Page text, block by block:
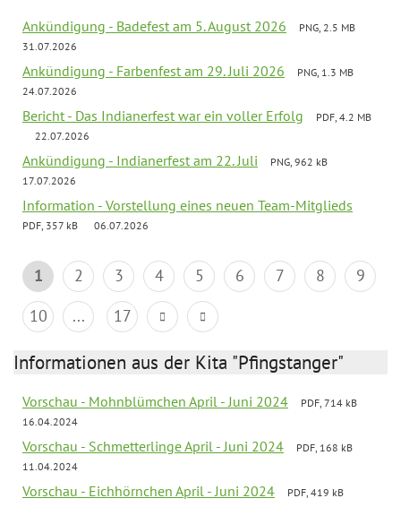
Ankündigung - Badefest am 5. August 2026
PNG, 2.5 MB
31.07.2026
Ankündigung - Farbenfest am 29. Juli 2026
PNG, 1.3 MB
24.07.2026
Bericht - Das Indianerfest war ein voller Erfolg
PDF, 4.2 MB
22.07.2026
Ankündigung - Indianerfest am 22. Juli
PNG, 962 kB
17.07.2026
Information - Vorstellung eines neuen Team-Mitglieds
PDF, 357 kB 06.07.2026
1 2 3 4 5 6 7 8
9
10
... 17
Informationen aus der Kita "Pfingstanger"
Vorschau - Mohnblümchen April - Juni 2024
PDF, 714 kB
16.04.2024
Vorschau - Schmetterlinge April - Juni 2024
PDF, 168 kB
11.04.2024
Vorschau - Eichhörnchen April - Juni 2024
PDF, 419 kB